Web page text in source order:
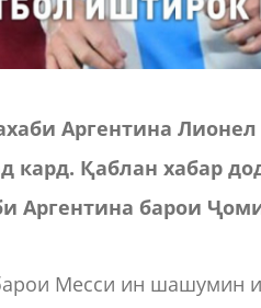
Аргентина
кард. Қаблан хабар
Аргентина барои
Месси ин шашумин